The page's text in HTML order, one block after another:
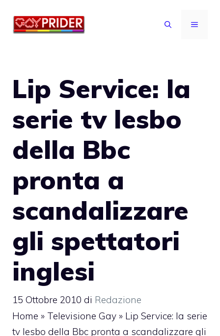
MENU
Lip Service: la
serie tv lesbo
della Bbc
pronta a
scandalizzare
gli spettatori
inglesi
15 Ottobre 2010 di Redazione
Home » Televisione Gay » Lip Service: la serie
tv lesbo della Bbc pronta a scandalizzare gli